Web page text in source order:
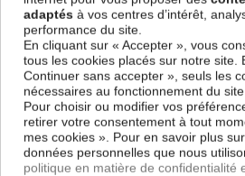
Le Tableau Abstrait Abstract Structure
inodore et 100 % sûr, parfait même pour la
chambre des enfants.
Notre large choix de tableaux tendances et
moyen simple et pas cher de donner une
intérieurs, il y en a pour tous les goût.
Descriptif technique
adaptés à vos centres d’intérêt,
performance du site.
En cliquant sur « Accepter », vous
tous les cookies placés sur notre site.
Continuer sans accepter », seuls les
nécessaires au fonctionnement du
Pour choisir ou modifier vos
retirer votre consentement à tout
mes cookies ». Pour en savoir plus
données personnelles que nous
politique en matière de confidentialité